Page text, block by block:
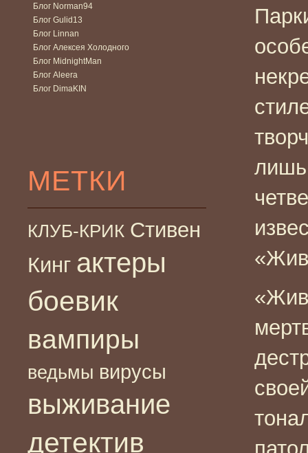
Блог Norman94
Блог Gulid13
Блог Linnan
Блог Алексея Холодного
Блог MidnightMan
Блог Aleera
Блог DimaKIN
МЕТКИ
КЛУБ-КРИК Стивен
Кинг актеры
боевик
вампиры
ведьмы вирусы
выживание
детектив
лишь